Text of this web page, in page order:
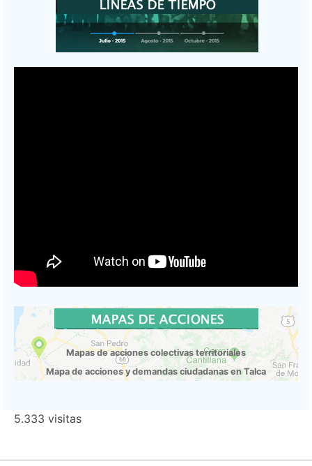
Mapas de acciones colectivas territoriales
Mapa de acciones y demandas ciudadanas en Talca
5.333 visitas